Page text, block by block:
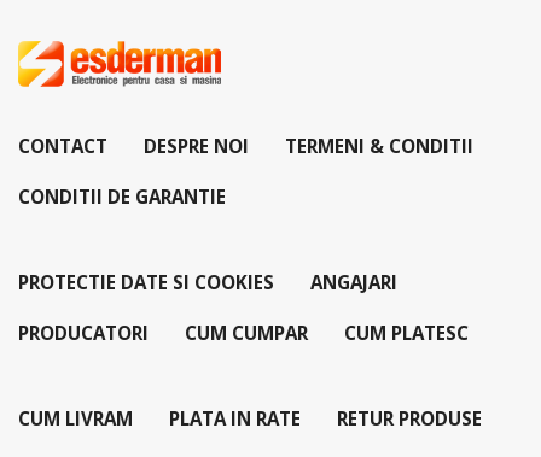
CONTACT DESPRE NOI TERMENI & CONDITII
CONDITII DE GARANTIE
PROTECTIE DATE SI COOKIES ANGAJARI
PRODUCATORI CUM CUMPAR CUM PLATESC
CUM LIVRAM PLATA IN RATE RETUR PRODUSE